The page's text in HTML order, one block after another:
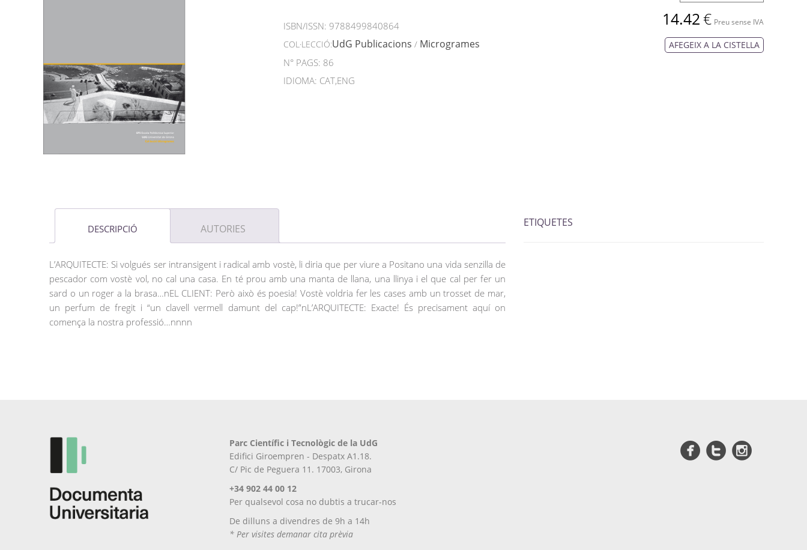
ISBN/ISSN: 9788499840864
COL·LECCIÓ:UdG Publicacions / Microgrames
N° PAGS: 86
IDIOMA: CAT,ENG
14.42€ Preu sense IVA
AFEGEIX A LA CISTELLA
DESCRIPCIÓ AUTORIES
L’ARQUITECTE: Si volgués ser intransigent i radical amb vostè, li diria que per viure a Positano una vida senzilla de
pescador com vostè vol, no cal una casa. En té prou amb una manta de llana, una llinya i el que cal per fer un
sard o un roger a la brasa…nEL CLIENT: Però això és poesia! Vostè voldria fer les cases amb un trosset de mar,
un perfum de fregit i “un clavell vermell damunt del cap!”nL’ARQUITECTE: Exacte! És precisament aquí on
comença la nostra professió…nnnn
ETIQUETES
Parc Científic i Tecnològic de la UdG
Edifici Giroempren - Despatx A1.18.
C/ Pic de Peguera 11. 17003, Girona
+34 902 44 00 12
Per qualsevol cosa no dubtis a trucar-nos
De dilluns a divendres de 9h a 14h
* Per visites demanar cita prèvia